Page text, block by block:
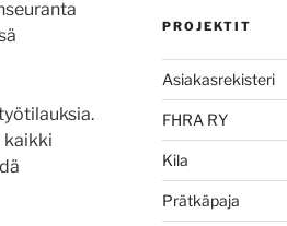
kaikki
PROJEKTIT
Asiakasrekisteri
FHRA RY
Kila
Prätkäpaja